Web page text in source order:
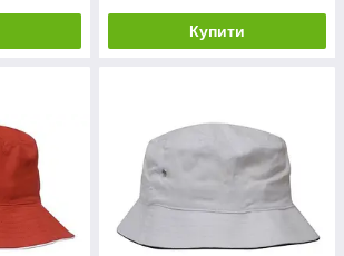
Купити